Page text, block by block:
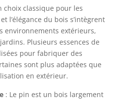
choix classique pour les
l’élégance du bois s’intègrent
environnements extérieurs,
Plusieurs essences de
pour fabriquer des
sont plus adaptées que
en extérieur.
: Le pin est un bois largement